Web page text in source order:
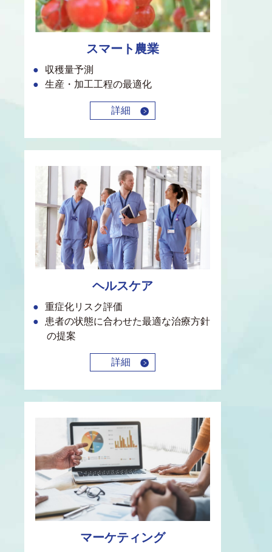
スマート農業
収穫量予測
生産・加工工程の最適化
詳細
ヘルスケア
重症化リスク評価
患者の状態に合わせた最適な治療方針
の提案
詳細
マーケティング